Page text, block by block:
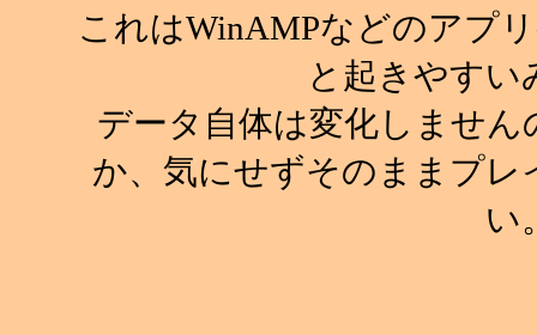
これはWinAMPなどのアプ
と起きやすい
データ自体は変化しませ
か、気にせずそのままプ
い